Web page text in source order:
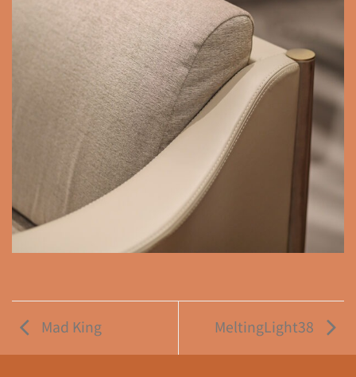
Mad King MeltingLight38